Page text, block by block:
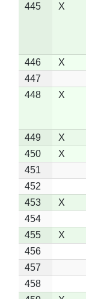
445
X
446 X
447
448
X
449 X
450
X
451
452
453
X
454
455
X
456
457
458